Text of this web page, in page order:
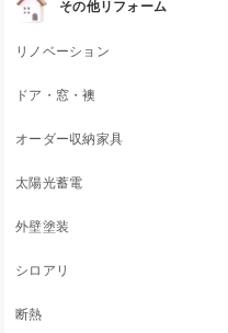
その他リフォーム
リノベーション
ドア・窓・襖
オーダー収納家具
太陽光蓄電
外壁塗装
シロアリ
断熱